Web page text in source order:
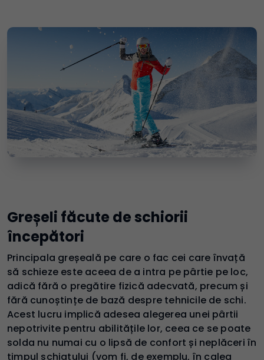
Greșeli făcute de schiorii
începători
Principala greșeală pe care o fac cei care învață
să schieze este aceea de a intra pe pârtie pe loc,
adică fără o pregătire fizică adecvată, precum și
fără cunoștințe de bază despre tehnicile de schi.
Acest lucru implică adesea alegerea unei pârtii
nepotrivite pentru abilitățile lor, ceea ce se poate
solda nu numai cu o lipsă de confort și neplăceri în
timpul schiatului (vom fi, de exemplu, în calea